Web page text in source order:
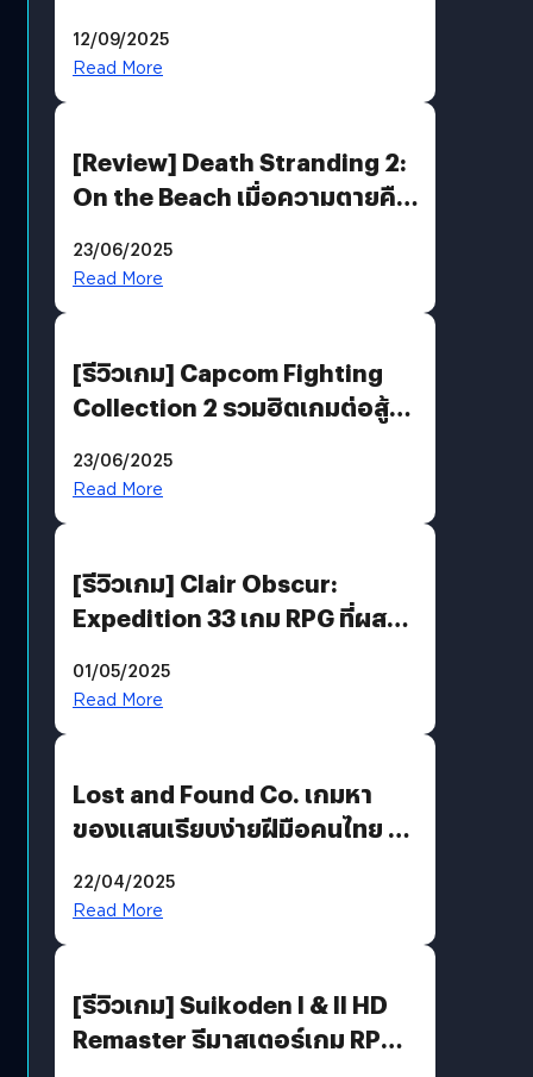
12/09/2025
Read More
[Review] Death Stranding 2:
On the Beach เมื่อความตายคือ
พันธะสุดท้ายของมนุษย์
23/06/2025
Read More
[รีวิวเกม] Capcom Fighting
Collection 2 รวมฮิตเกมต่อสู้ใน
23/06/2025
Read More
[รีวิวเกม] Clair Obscur:
Expedition 33 เกม RPG ที่ผสาน
ได้ลงตัว
01/05/2025
Read More
Lost and Found Co. เกมหา
ของแสนเรียบง่ายฝีมือคนไทย ที่
ตัวคุณ
22/04/2025
Read More
[รีวิวเกม] Suikoden I & II HD
Remaster รีมาสเตอร์เกม RPG